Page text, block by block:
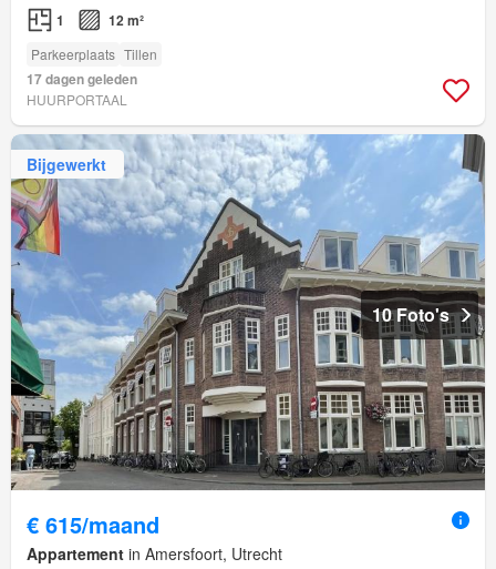
1 12 m²
Parkeerplaats Tillen
17 dagen geleden
HUURPORTAAL
Bijgewerkt
10 Foto's
€ 615/maand
Appartement in Amersfoort, Utrecht